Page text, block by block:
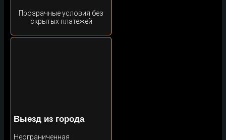
Прозрачные условия без
скрытых платежей
Выезд из города
Неограниченная